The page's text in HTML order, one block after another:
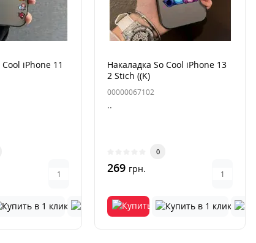
iPhone 11
Накаладка So Cool iPhone 13
2 Stich ((K)
00000067102
..
0
269 грн.